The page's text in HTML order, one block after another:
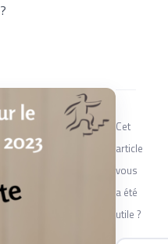
Cet
article
vous
a été
utile ?